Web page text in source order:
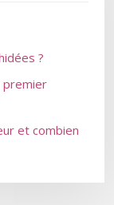
?
premier
et combien